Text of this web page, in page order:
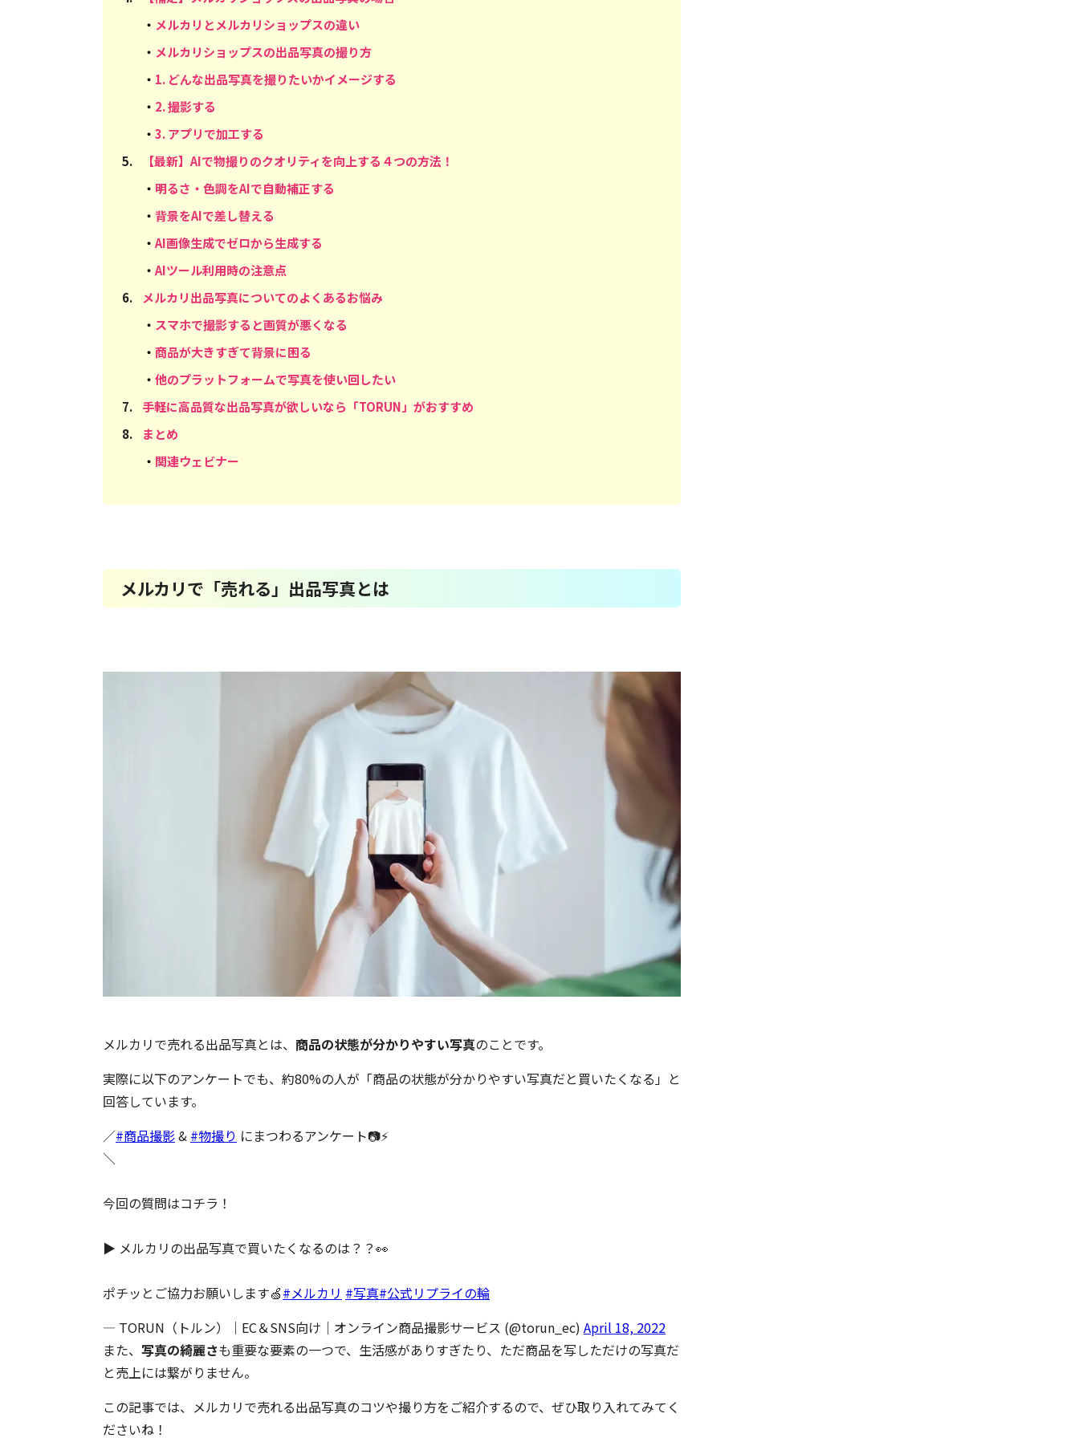
・ メルカリとメルカリショップスの違い
・ メルカリショップスの出品写真の撮り方
・ 1. どんな出品写真を撮りたいかイメージする
・ 2. 撮影する
・ 3. アプリで加工する
5.
【最新】AIで物撮りのクオリティを向上する４つの方法！
・ 明るさ・色調をAIで自動補正する
・ 背景をAIで差し替える
・ AI画像生成でゼロから生成する
・ AIツール利用時の注意点
6.
メルカリ出品写真についてのよくあるお悩み
・ スマホで撮影すると画質が悪くなる
・ 商品が大きすぎて背景に困る
・ 他のプラットフォームで写真を使い回したい
7.
手軽に高品質な出品写真が欲しいなら「TORUN」がおすすめ
8.
まとめ
・ 関連ウェビナー
メルカリで「売れる」出品写真とは
メルカリで売れる出品写真とは、 商品の状態が分かりやすい写真のことです。
実際に以下のアンケートでも、約80%の人が「商品の状態が分かりやすい写真だと買いたくなる」と
回答しています。
／#商品撮影& #物撮り にまつわるアンケート📷⚡️
＼
今回の質問はコチラ！
▶︎ メルカリの出品写真で買いたくなるのは？？👀
ポチッとご協力お願いします🍏#メルカリ #写真#公式リプライの輪
— TORUN（トルン）｜EC＆SNS向け｜オンライン商品撮影サービス (@torun_ec) April 18, 2022
また、 写真の綺麗さも重要な要素の一つで、生活感がありすぎたり、ただ商品を写しただけの写真だ
と売上には繋がりません。
この記事では、メルカリで売れる出品写真のコツや撮り方をご紹介するので、ぜひ取り入れてみてく
ださいね！